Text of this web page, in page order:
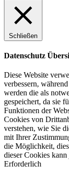
Schließen
Datenschutz
Diese Website
verbessern,
werden die als
gespeichert, da sie
Funktionen der
Cookies von
verstehen, wie Sie
mit Ihrer
die Möglichkeit,
dieser Cookies
Erforderlich